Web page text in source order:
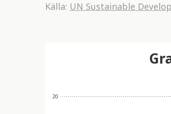
Källa: UN Sustainable
20